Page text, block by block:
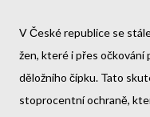
V České republice se
žen, které i přes
děložního čípku. Tato
stoprocentní ochraně,